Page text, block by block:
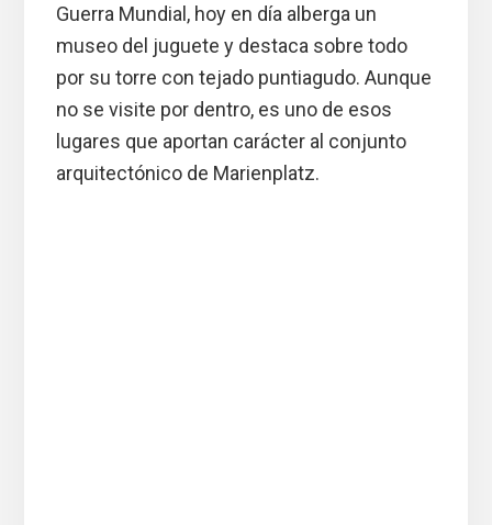
Guerra Mundial, hoy en día alberga un
museo del juguete y destaca sobre todo
por su torre con tejado puntiagudo. Aunque
no se visite por dentro, es uno de esos
lugares que aportan carácter al conjunto
arquitectónico de Marienplatz.